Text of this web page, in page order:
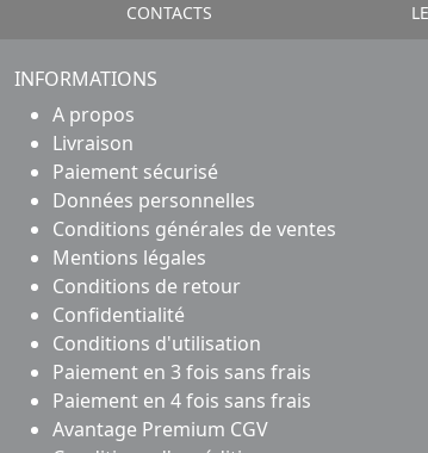
CONTACTS
INFORMATIONS
A propos
Livraison
Paiement sécurisé
Données personnelles
Conditions générales de ventes
Mentions légales
Conditions de retour
Confidentialité
Conditions d'utilisation
Paiement en 3 fois sans frais
Paiement en 4 fois sans frais
Avantage Premium CGV